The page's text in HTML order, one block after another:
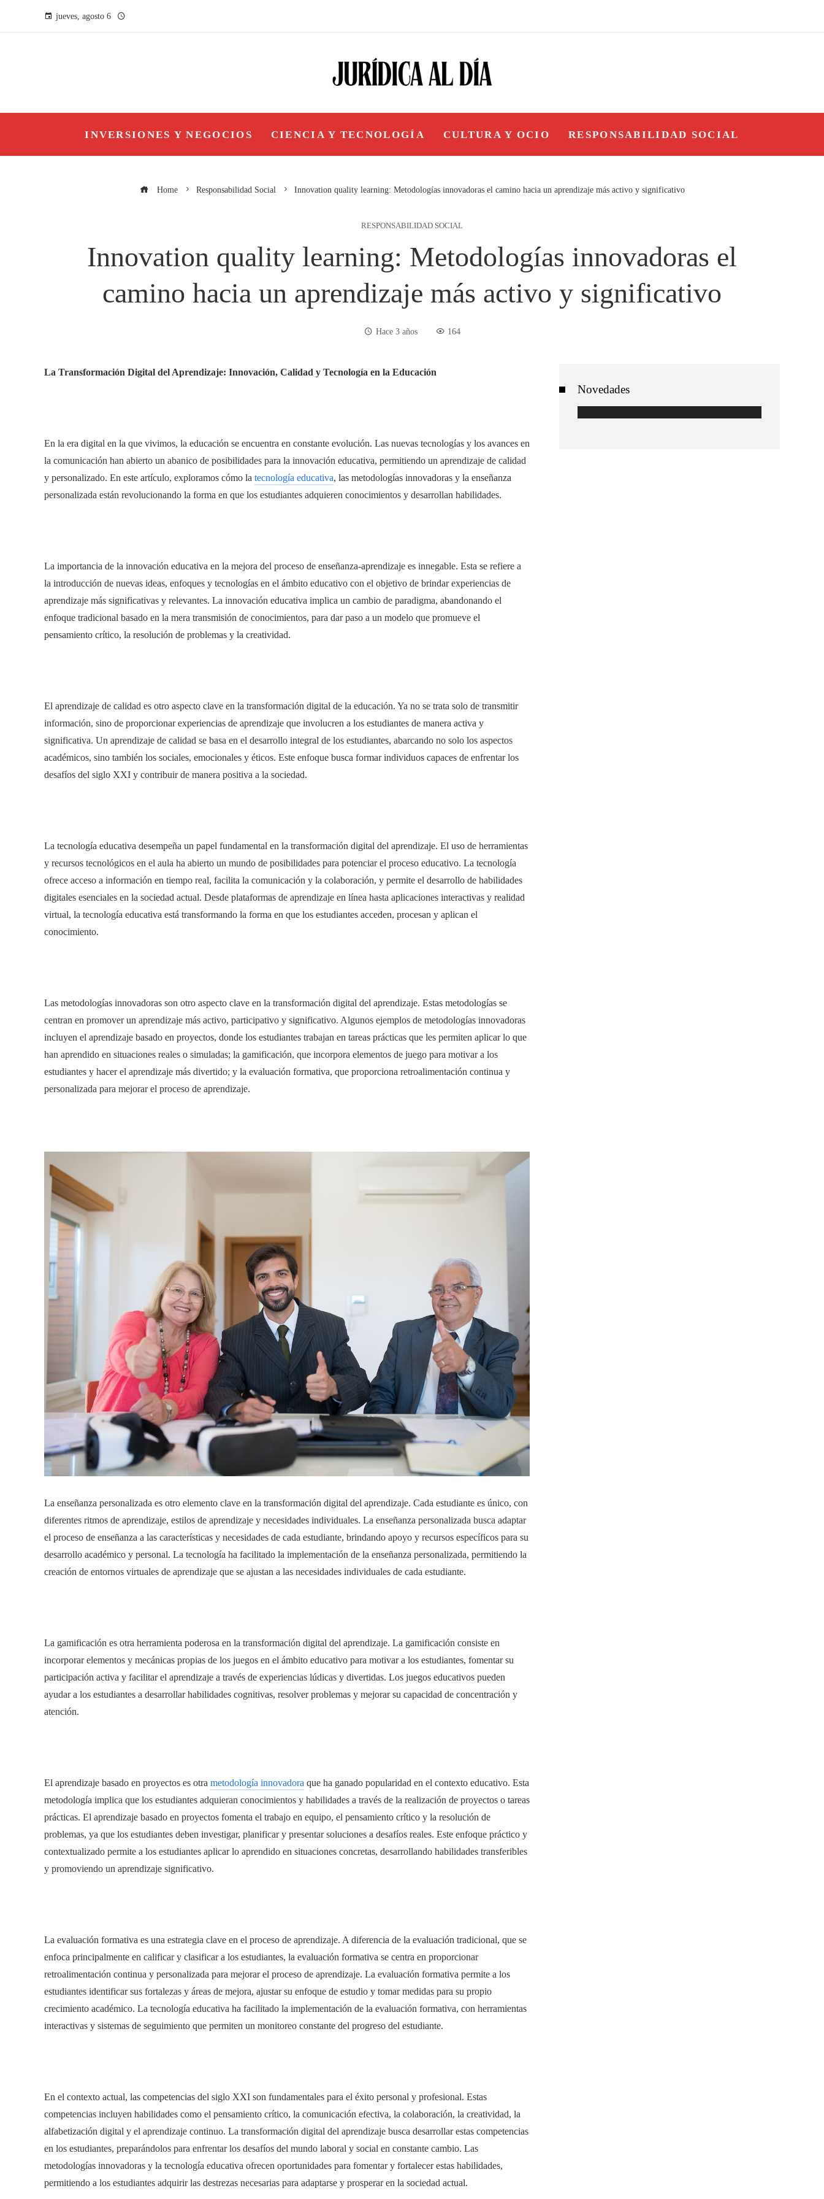
jueves, agosto 6
INVERSIONES Y NEGOCIOS CIENCIA Y TECNOLOGÍA CULTURA Y OCIO RESPONSABILIDAD SOCIAL
Home Responsabilidad Social Innovation quality learning: Metodologías innovadoras el camino hacia un aprendizaje más activo y significativo
RESPONSABILIDAD SOCIAL
Innovation quality learning: Metodologías innovadoras el
camino hacia un aprendizaje más activo y significativo
Hace 3 años 164
La Transformación Digital del Aprendizaje: Innovación, Calidad y Tecnología en la Educación
En la era digital en la que vivimos, la educación se encuentra en constante evolución. Las nuevas tecnologías y los avances en
la comunicación han abierto un abanico de posibilidades para la innovación educativa, permitiendo un aprendizaje de calidad
y personalizado. En este artículo, exploramos cómo la tecnología educativa, las metodologías innovadoras y la enseñanza
personalizada están revolucionando la forma en que los estudiantes adquieren conocimientos y desarrollan habilidades.
La importancia de la innovación educativa en la mejora del proceso de enseñanza-aprendizaje es innegable. Esta se refiere a
la introducción de nuevas ideas, enfoques y tecnologías en el ámbito educativo con el objetivo de brindar experiencias de
aprendizaje más significativas y relevantes. La innovación educativa implica un cambio de paradigma, abandonando el
enfoque tradicional basado en la mera transmisión de conocimientos, para dar paso a un modelo que promueve el
pensamiento crítico, la resolución de problemas y la creatividad.
El aprendizaje de calidad es otro aspecto clave en la transformación digital de la educación. Ya no se trata solo de transmitir
información, sino de proporcionar experiencias de aprendizaje que involucren a los estudiantes de manera activa y
significativa. Un aprendizaje de calidad se basa en el desarrollo integral de los estudiantes, abarcando no solo los aspectos
académicos, sino también los sociales, emocionales y éticos. Este enfoque busca formar individuos capaces de enfrentar los
desafíos del siglo XXI y contribuir de manera positiva a la sociedad.
La tecnología educativa desempeña un papel fundamental en la transformación digital del aprendizaje. El uso de herramientas
y recursos tecnológicos en el aula ha abierto un mundo de posibilidades para potenciar el proceso educativo. La tecnología
ofrece acceso a información en tiempo real, facilita la comunicación y la colaboración, y permite el desarrollo de habilidades
digitales esenciales en la sociedad actual. Desde plataformas de aprendizaje en línea hasta aplicaciones interactivas y realidad
virtual, la tecnología educativa está transformando la forma en que los estudiantes acceden, procesan y aplican el
conocimiento.
Las metodologías innovadoras son otro aspecto clave en la transformación digital del aprendizaje. Estas metodologías se
centran en promover un aprendizaje más activo, participativo y significativo. Algunos ejemplos de metodologías innovadoras
incluyen el aprendizaje basado en proyectos, donde los estudiantes trabajan en tareas prácticas que les permiten aplicar lo que
han aprendido en situaciones reales o simuladas; la gamificación, que incorpora elementos de juego para motivar a los
estudiantes y hacer el aprendizaje más divertido; y la evaluación formativa, que proporciona retroalimentación continua y
personalizada para mejorar el proceso de aprendizaje.
La enseñanza personalizada es otro elemento clave en la transformación digital del aprendizaje. Cada estudiante es único, con
diferentes ritmos de aprendizaje, estilos de aprendizaje y necesidades individuales. La enseñanza personalizada busca adaptar
el proceso de enseñanza a las características y necesidades de cada estudiante, brindando apoyo y recursos específicos para su
desarrollo académico y personal. La tecnología ha facilitado la implementación de la enseñanza personalizada, permitiendo la
creación de entornos virtuales de aprendizaje que se ajustan a las necesidades individuales de cada estudiante.
La gamificación es otra herramienta poderosa en la transformación digital del aprendizaje. La gamificación consiste en
incorporar elementos y mecánicas propias de los juegos en el ámbito educativo para motivar a los estudiantes, fomentar su
participación activa y facilitar el aprendizaje a través de experiencias lúdicas y divertidas. Los juegos educativos pueden
ayudar a los estudiantes a desarrollar habilidades cognitivas, resolver problemas y mejorar su capacidad de concentración y
atención.
El aprendizaje basado en proyectos es otra metodología innovadora que ha ganado popularidad en el contexto educativo. Esta
metodología implica que los estudiantes adquieran conocimientos y habilidades a través de la realización de proyectos o tareas
prácticas. El aprendizaje basado en proyectos fomenta el trabajo en equipo, el pensamiento crítico y la resolución de
problemas, ya que los estudiantes deben investigar, planificar y presentar soluciones a desafíos reales. Este enfoque práctico y
contextualizado permite a los estudiantes aplicar lo aprendido en situaciones concretas, desarrollando habilidades transferibles
y promoviendo un aprendizaje significativo.
La evaluación formativa es una estrategia clave en el proceso de aprendizaje. A diferencia de la evaluación tradicional, que se
enfoca principalmente en calificar y clasificar a los estudiantes, la evaluación formativa se centra en proporcionar
retroalimentación continua y personalizada para mejorar el proceso de aprendizaje. La evaluación formativa permite a los
estudiantes identificar sus fortalezas y áreas de mejora, ajustar su enfoque de estudio y tomar medidas para su propio
crecimiento académico. La tecnología educativa ha facilitado la implementación de la evaluación formativa, con herramientas
interactivas y sistemas de seguimiento que permiten un monitoreo constante del progreso del estudiante.
En el contexto actual, las competencias del siglo XXI son fundamentales para el éxito personal y profesional. Estas
competencias incluyen habilidades como el pensamiento crítico, la comunicación efectiva, la colaboración, la creatividad, la
alfabetización digital y el aprendizaje continuo. La transformación digital del aprendizaje busca desarrollar estas competencias
en los estudiantes, preparándolos para enfrentar los desafíos del mundo laboral y social en constante cambio. Las
metodologías innovadoras y la tecnología educativa ofrecen oportunidades para fomentar y fortalecer estas habilidades,
permitiendo a los estudiantes adquirir las destrezas necesarias para adaptarse y prosperar en la sociedad actual.
Novedades